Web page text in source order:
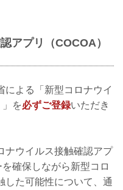
アプリ（COCOA）
による「新型コロナウイ
を必ずご登録いただき
ナウイルス接触確認アプ
確保しながら新型コロ
した可能性について、通